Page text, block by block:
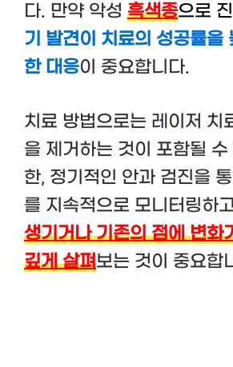
다. 만약 악성 흑색종으로
기 발견이 치료의 성공률을
한 대응이 중요합니다.
치료 방법으로는 레이저 치
을 제거하는 것이 포함될
한, 정기적인 안과 검진을
를 지속적으로 모니터링하
생기거나 기존의 점에 변화
깊게 살펴보는 것이 중요합